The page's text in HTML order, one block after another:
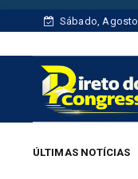
Sábado,
ÚLTIMAS NOTÍCIAS
audiência no STF